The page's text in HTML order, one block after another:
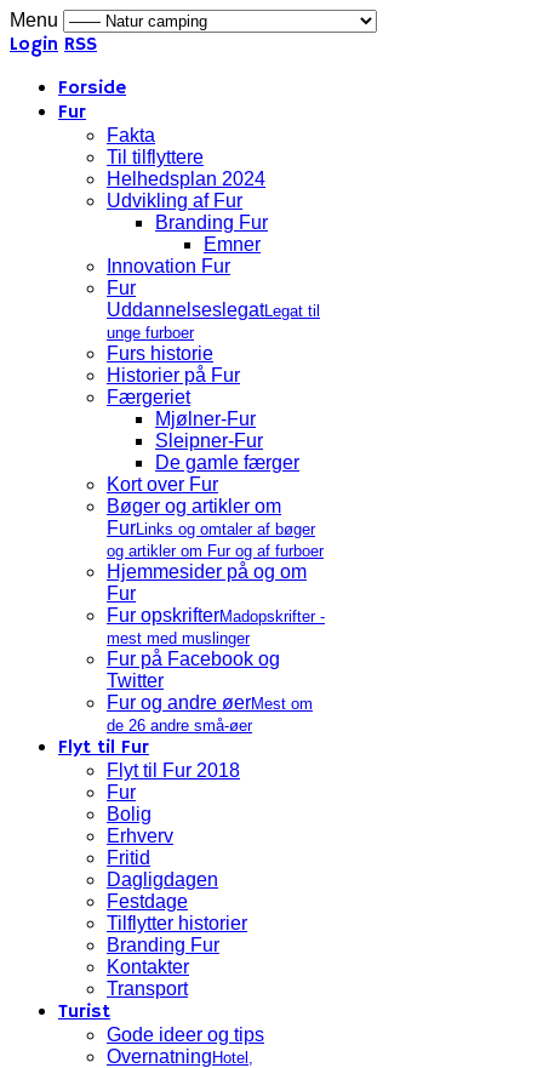
Menu
Login RSS
Forside
Fur
Fakta
Til tilflyttere
Helhedsplan 2024
Udvikling af Fur
Branding Fur
Emner
Innovation Fur
Fur
UddannelseslegatLegat til
unge furboer
Furs historie
Historier på Fur
Færgeriet
Mjølner-Fur
Sleipner-Fur
De gamle færger
Kort over Fur
Bøger og artikler om
FurLinks og omtaler af bøger
og artikler om Fur og af furboer
Hjemmesider på og om
Fur
Fur opskrifterMadopskrifter -
mest med muslinger
Fur på Facebook og
Twitter
Fur og andre øerMest om
de 26 andre små-øer
Flyt til Fur
Flyt til Fur 2018
Fur
Bolig
Erhverv
Fritid
Dagligdagen
Festdage
Tilflytter historier
Branding Fur
Kontakter
Transport
Turist
Gode ideer og tips
Overnatning Hotel,